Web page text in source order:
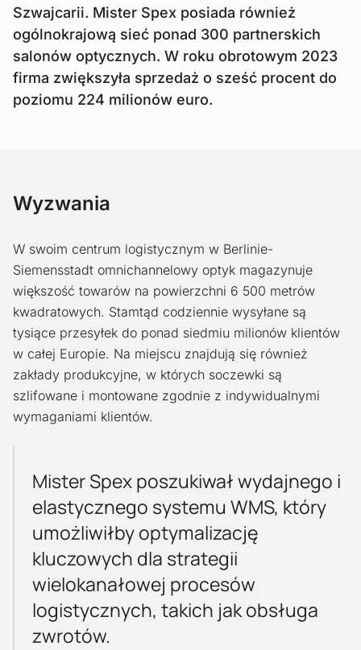
Szwajcarii. Mister Spex posiada również
ogólnokrajową sieć ponad 300 partnerskich
salonów optycznych. W roku obrotowym 2023
firma zwiększyła sprzedaż o sześć procent do
poziomu 224 milionów euro.
Wyzwania
W swoim centrum logistycznym w Berlinie-
Siemensstadt omnichannelowy optyk magazynuje
większość towarów na powierzchni 6 500 metrów
kwadratowych. Stamtąd codziennie wysyłane są
tysiące przesyłek do ponad siedmiu milionów klientów
w całej Europie. Na miejscu znajdują się również
zakłady produkcyjne, w których soczewki są
szlifowane i montowane zgodnie z indywidualnymi
wymaganiami klientów.
Mister Spex poszukiwał wydajnego i
elastycznego systemu WMS, który
umożliwiłby optymalizację
kluczowych dla strategii
wielokanałowej procesów
logistycznych, takich jak obsługa
zwrotów.